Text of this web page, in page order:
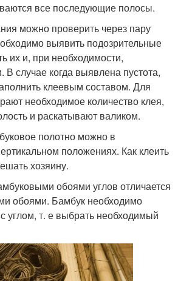
все последующие полосы.
можно проверить через пару
выявить подозрительные
их и, при необходимости,
В случае когда выявлена пустота,
клеевым составом. Для
необходимое количество клея,
и раскатывают валиком.
полотно можно в
положениях. Как клеить
хозяину.
обоями углов отличается
обоями. Бамбук необходимо
углом, т. е выбрать необходимый